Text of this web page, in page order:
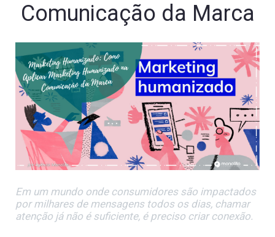
Comunicação da Marca
Em um mundo onde consumidores são impactados
por milhares de mensagens todos os dias, chamar
atenção já não é suficiente, é preciso criar conexão.